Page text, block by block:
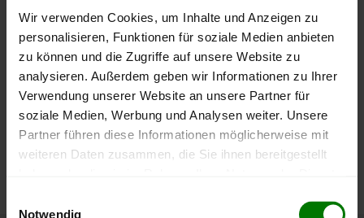
Wir verwenden Cookies, um Inhalte und Anzeigen zu
personalisieren, Funktionen für soziale Medien anbieten
zu können und die Zugriffe auf unsere Website zu
analysieren. Außerdem geben wir Informationen zu Ihrer
Verwendung unserer Website an unsere Partner für
soziale Medien, Werbung und Analysen weiter. Unsere
Partner führen diese Informationen möglicherweise mit
weiteren Daten zusammen, die Sie ihnen bereitgestellt
Notwendig
lose Ware Sackware
September
2025
Januar
2026
Mai
2026
250 €
300 €
Die aktuelle Preisentwicklung für Holzpellets in Deutschland
können Sie jederzeit auf unsererPelletspreise-Seite